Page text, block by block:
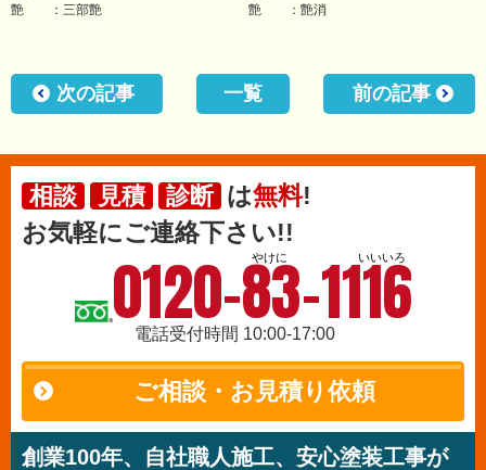
艶 ：三部艶
艶 ：艶消
次の記事 一覧 前の記事
相談 見積 診断 は無料!
お気軽にご連絡下さい!!
やけに いいいろ
0120-83-1116
電話受付時間 10:00-17:00
ご相談・お見積り依頼
創業100年、自社職人施工、安心塗装工事が